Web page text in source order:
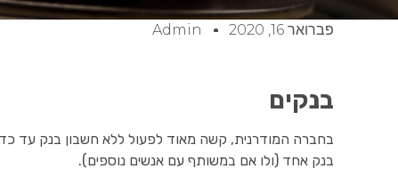
פברואר 16, 2020 Admin
בנקים
בחברה המודרנית, קשה מאוד לפעול ללא חשבון בנק עד
בנק אחד (ולו אם במשותף עם אנשים נוספים).